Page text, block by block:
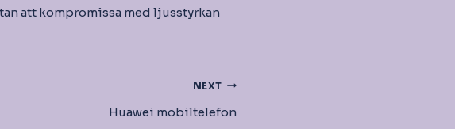
att kompromissa med ljusstyrkan
NEXT
Huawei mobiltelefon